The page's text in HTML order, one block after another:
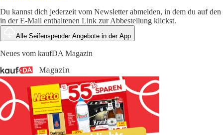
Du kannst dich jederzeit vom Newsletter abmelden, in dem du auf den
in der E-Mail enthaltenen Link zur Abbestellung klickst.
Alle Seifenspender Angebote in der App
Neues vom kaufDA Magazin